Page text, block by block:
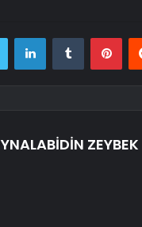
Twitter LinkedInTumblr
ZEYBEK